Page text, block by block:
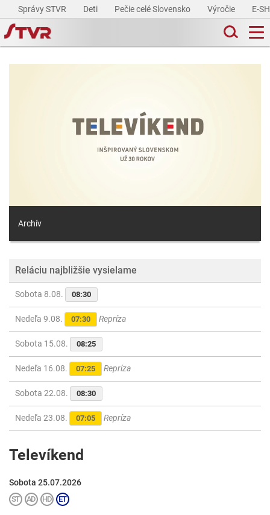
Správy STVR Deti Pečie celé Slovensko Výročie E-
Archív
Reláciu najbližšie vysielame
Sobota 8.08. 08:30
Nedeľa 9.08. 07:30 Repríza
Sobota 15.08. 08:25
Nedeľa 16.08. 07:25 Repríza
Sobota 22.08. 08:30
Nedeľa 23.08. 07:05 Repríza
Televíkend
Sobota 25.07.2026